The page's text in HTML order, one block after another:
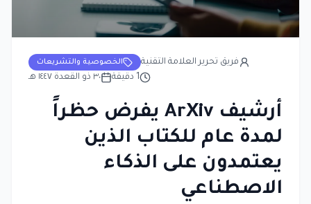
الخصوصية والتشريعات
فريق تحرير العلامة التقنية
٣٠ ذو القعدة ١٤٤٧ هـ
1 دقيقة
أرشيف ArXiv يفرض حظراً
لمدة عام للكتاب الذين
يعتمدون على الذكاء
الاصطناعي